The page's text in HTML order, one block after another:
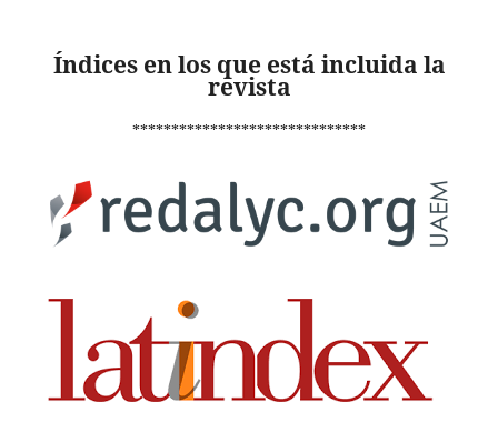
Índices en los que está incluida la
revista
******************************